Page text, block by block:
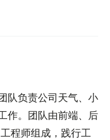
队负责公司天气、小
作。团队由前端、后
程师组成，践行工